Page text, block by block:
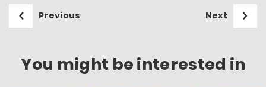
Previous Next
You might be interested in